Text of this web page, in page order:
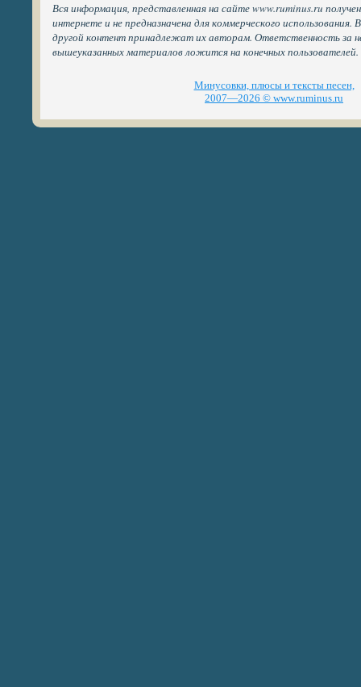
Вся информация, представленная на сайте www.ruminus.ru
интернете и не предназначена для коммерческого
другой контент принадлежат их авторам. Ответственность за
вышеуказанных материалов ложится на конечных пользователей.
Минусовки, плюсы и тексты песен,
2007—2026 © www.ruminus.ru